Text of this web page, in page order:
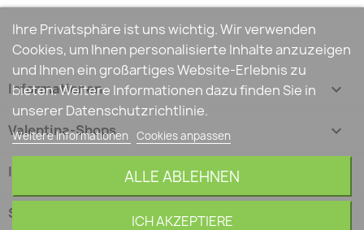
Informationen 
Valentina-Shops 
Ihr Konto
Shop-Einstellungen
Ihre Privatsphäre ist uns wichtig. Wir verwenden
Cookies, um Ihnen personalisierte Inhalte anzuzeigen
und Ihnen ein großartiges Website-Erlebnis zu
bieten. Weitere Informationen dazu finden Sie in
unserer Datenschutzrichtlinie.
Weitere Informationen Cookies anpassen
ALLE ABLEHNEN
ICH AKZEPTIERE